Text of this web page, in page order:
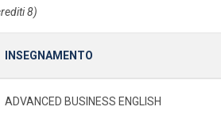
8)
INSEGNAMENTO
ADVANCED BUSINESS ENGLISH